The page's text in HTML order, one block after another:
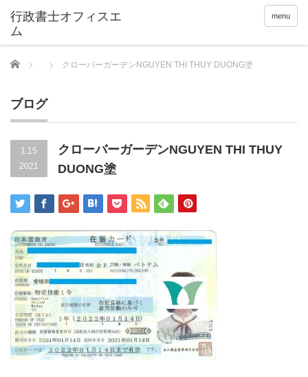
menu
Home クローバーガーデンNGUYEN THI THUY DUONG塗
ブログ
1.15
2021
クローバーガーデンNGUYEN THI THUY
DUONG塗